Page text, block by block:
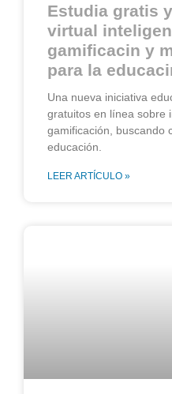
Estudia gratis
virtual
gamificacin y
para la
Una nueva iniciativa
gratuitos en línea sobre
gamificación, buscando
educación.
LEER ARTÍCULO »